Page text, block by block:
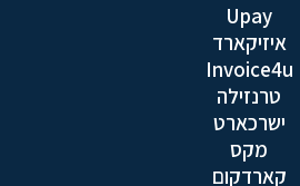
Upay
איזיקארד
Invoice4u
טרנזילה
ישרכארט
מקס
קארדקום